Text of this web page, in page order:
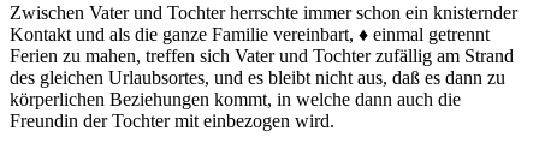
Zwischen Vater und Tochter herrschte immer schon ein knisternder
Kontakt und als die ganze Familie vereinbart, ♦ einmal getrennt
Ferien zu mahen, treffen sich Vater und Tochter zufällig am Strand
des gleichen Urlaubsortes, und es bleibt nicht aus, daß es dann zu
körperlichen Beziehungen kommt, in welche dann auch die
Freundin der Tochter mit einbezogen wird.